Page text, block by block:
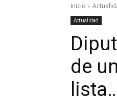
Inicio
Actualidad
de